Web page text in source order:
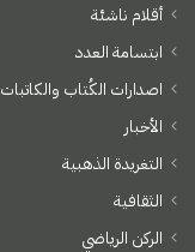
أقلام ناشئة
ابتسامة العدد
اصدارات الكُتاب والكاتبات
الأخبار
التغريدة الذهبية
الثقافية
الركن الرياضي